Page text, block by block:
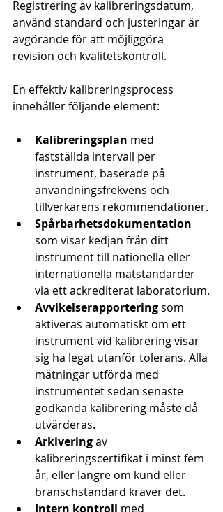
Registrering av kalibreringsdatum,
använd standard och justeringar är
avgörande för att möjliggöra
revision och kvalitetskontroll.
En effektiv kalibreringsprocess
innehåller följande element:
Kalibreringsplan med
fastställda intervall per
instrument, baserade på
användningsfrekvens och
tillverkarens rekommendationer.
Spårbarhetsdokumentation
som visar kedjan från ditt
instrument till nationella eller
internationella mätstandarder
via ett ackrediterat laboratorium.
Avvikelserapportering som
aktiveras automatiskt om ett
instrument vid kalibrering visar
sig ha legat utanför tolerans. Alla
mätningar utförda med
instrumentet sedan senaste
godkända kalibrering måste då
utvärderas.
Arkivering av
kalibreringscertifikat i minst fem
år, eller längre om kund eller
branschstandard kräver det.
Intern kontroll med